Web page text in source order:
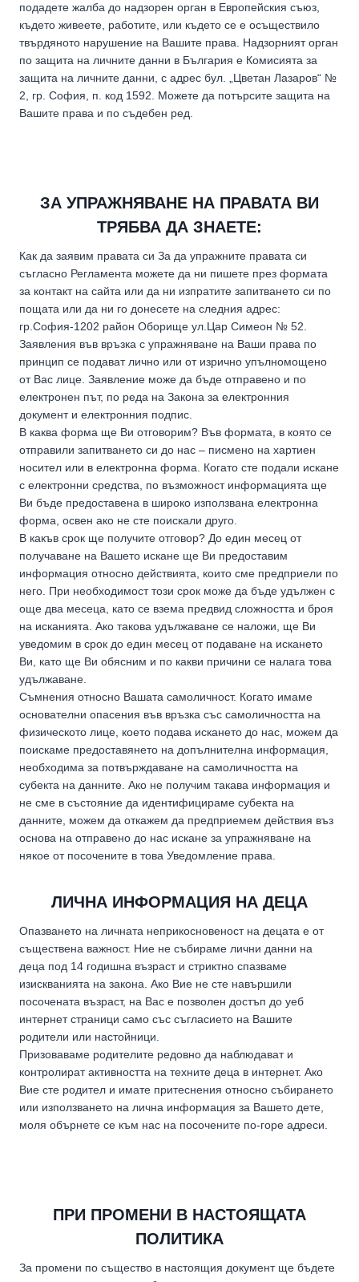
подадете жалба до надзорен орган в Европейския съюз,
където живеете, работите, или където се е осъществило
твърдяното нарушение на Вашите права. Надзорният орган
по защита на личните данни в България е Комисията за
защита на личните данни, с адрес бул. „Цветан Лазаров“ №
2, гр. София, п. код 1592. Можете да потърсите защита на
Вашите права и по съдебен ред.
ЗА УПРАЖНЯВАНЕ НА ПРАВАТА ВИ
ТРЯБВА ДА ЗНАЕТЕ:
Как да заявим правата си За да упражните правата си
съгласно Регламента можете да ни пишете през формата
за контакт на сайта или да ни изпратите запитването си по
пощата или да ни го донесете на следния адрес:
гр.София-1202 район Оборище ул.Цар Симеон № 52.
Заявления във връзка с упражняване на Ваши права по
принцип се подават лично или от изрично упълномощено
от Вас лице. Заявление може да бъде отправено и по
електронен път, по реда на Закона за електронния
документ и електронния подпис.
В каква форма ще Ви отговорим? Във формата, в която се
отправили запитването си до нас – писмено на хартиен
носител или в електронна форма. Когато сте подали искане
с електронни средства, по възможност информацията ще
Ви бъде предоставена в широко използвана електронна
форма, освен ако не сте поискали друго.
В какъв срок ще получите отговор? До един месец от
получаване на Вашето искане ще Ви предоставим
информация относно действията, които сме предприели по
него. При необходимост този срок може да бъде удължен с
още два месеца, като се взема предвид сложността и броя
на исканията. Ако такова удължаване се наложи, ще Ви
уведомим в срок до един месец от подаване на искането
Ви, като ще Ви обясним и по какви причини се налага това
удължаване.
Съмнения относно Вашата самоличност. Когато имаме
основателни опасения във връзка със самоличността на
физическото лице, което подава искането до нас, можем да
поискаме предоставянето на допълнителна информация,
необходима за потвърждаване на самоличността на
субекта на данните. Ако не получим такава информация и
не сме в състояние да идентифицираме субекта на
данните, можем да откажем да предприемем действия въз
основа на отправено до нас искане за упражняване на
някое от посочените в това Уведомление права.
ЛИЧНА ИНФОРМАЦИЯ НА ДЕЦА
Опазването на личната неприкосновеност на децата е от
съществена важност. Ние не събираме лични данни на
деца под 14 годишна възраст и стриктно спазваме
изискванията на закона. Ако Вие не сте навършили
посочената възраст, на Вас е позволен достъп до уеб
интернет страници само със съгласието на Вашите
родители или настойници.
Призоваваме родителите редовно да наблюдават и
контролират активността на техните деца в интернет. Ако
Вие сте родител и имате притеснения относно събирането
или използването на лична информация за Вашето дете,
моля обърнете се към нас на посочените по-горе адреси.
ПРИ ПРОМЕНИ В НАСТОЯЩАТА
ПОЛИТИКА
За промени по същество в настоящия документ ще бъдете